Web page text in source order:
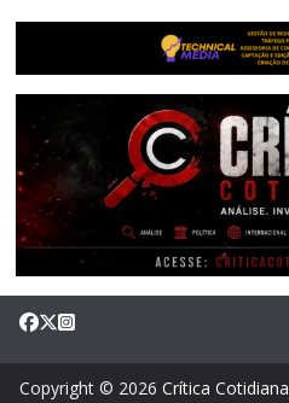
Copyright © 2026 Crítica Cotidiana